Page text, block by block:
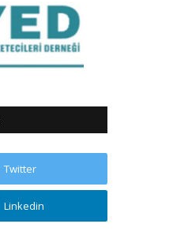
Twitter
Linkedin